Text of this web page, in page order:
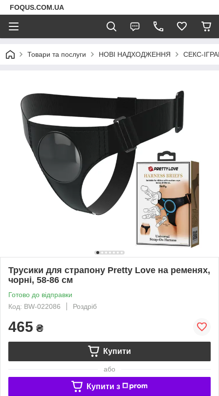
FOQUS.COM.UA
Товари та послуги НОВІ НАДХОДЖЕННЯ СЕКС-
Трусики для страпону Pretty Love на ременях,
чорні, 58-86 см
Готово до відправки
Код: BW-022086
Роздріб
465 ₴
Купити
або
Купити з